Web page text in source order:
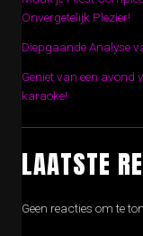
Onvergetelijk Plezier!
Diepgaande Analyse
Geniet van een avond
karaoke!
LAATSTE
Geen reacties om te